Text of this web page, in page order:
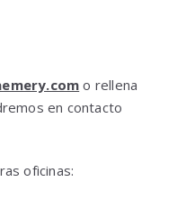
o rellena
en contacto
oficinas: